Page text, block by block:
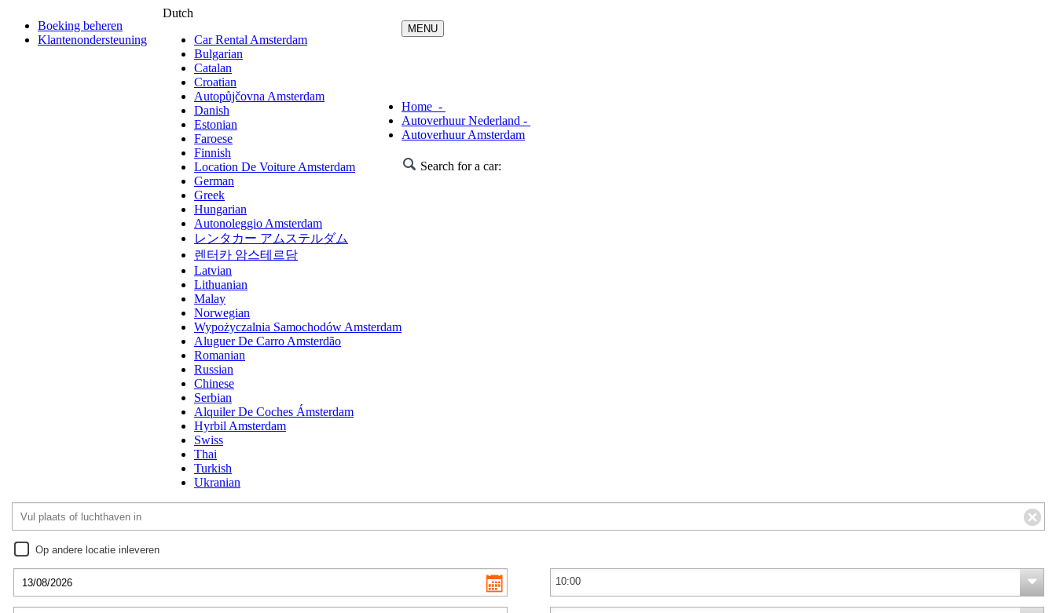
Boeking beheren
Klantenondersteuning
Dutch
Car Rental Amsterdam
Bulgarian
Catalan
Croatian
Autopůjčovna Amsterdam
Danish
Estonian
Faroese
Finnish
Location De Voiture Amsterdam
German
Greek
Hungarian
Autonoleggio Amsterdam
レンタカー アムステルダム
렌터카 암스테르담
Latvian
Lithuanian
Malay
Norwegian
Wypożyczalnia Samochodów Amsterdam
Aluguer De Carro Amsterdão
Romanian
Russian
Chinese
Serbian
Alquiler De Coches Ámsterdam
Hyrbil Amsterdam
Swiss
Thai
Turkish
Ukranian
Home -
Autoverhuur Nederland -
Autoverhuur Amsterdam
Search for a car:
Op andere locatie inleveren